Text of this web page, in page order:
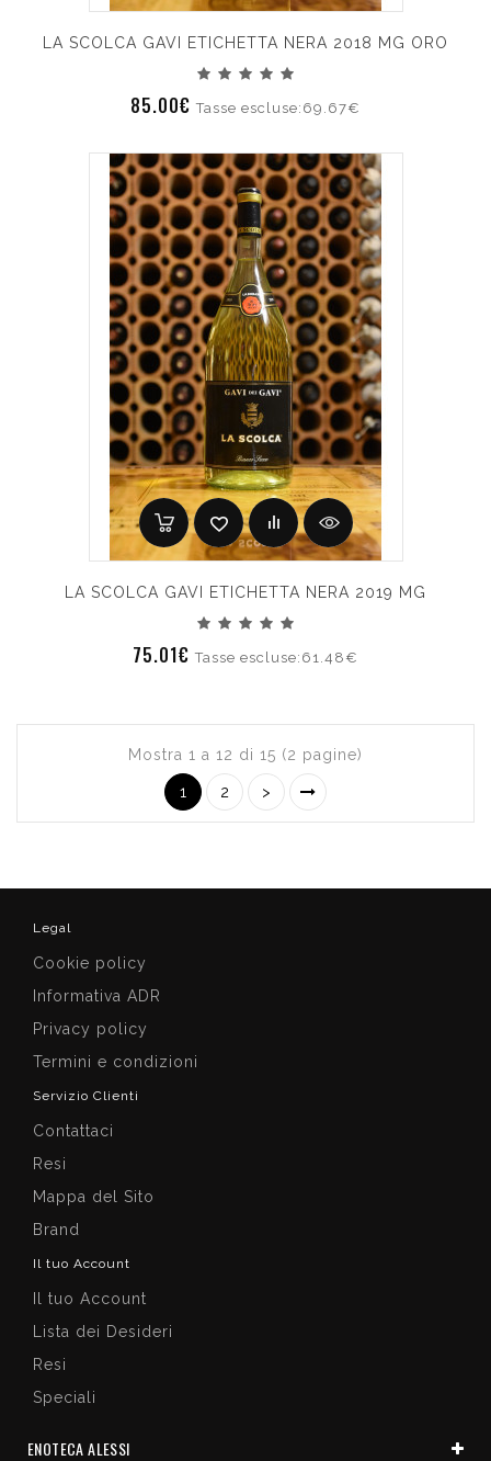
LA SCOLCA GAVI ETICHETTA NERA 2018 MG ORO
85.00€Tasse escluse:69.67€
LA SCOLCA GAVI ETICHETTA NERA 2019 MG
75.01€Tasse escluse:61.48€
Mostra 1 a 12 di 15 (2 pagine)
1 2 >
Legal
Cookie policy
Informativa ADR
Privacy policy
Termini e condizioni
Servizio Clienti
Contattaci
Resi
Mappa del Sito
Brand
Il tuo Account
Il tuo Account
Lista dei Desideri
Resi
Speciali
ENOTECA ALESSI